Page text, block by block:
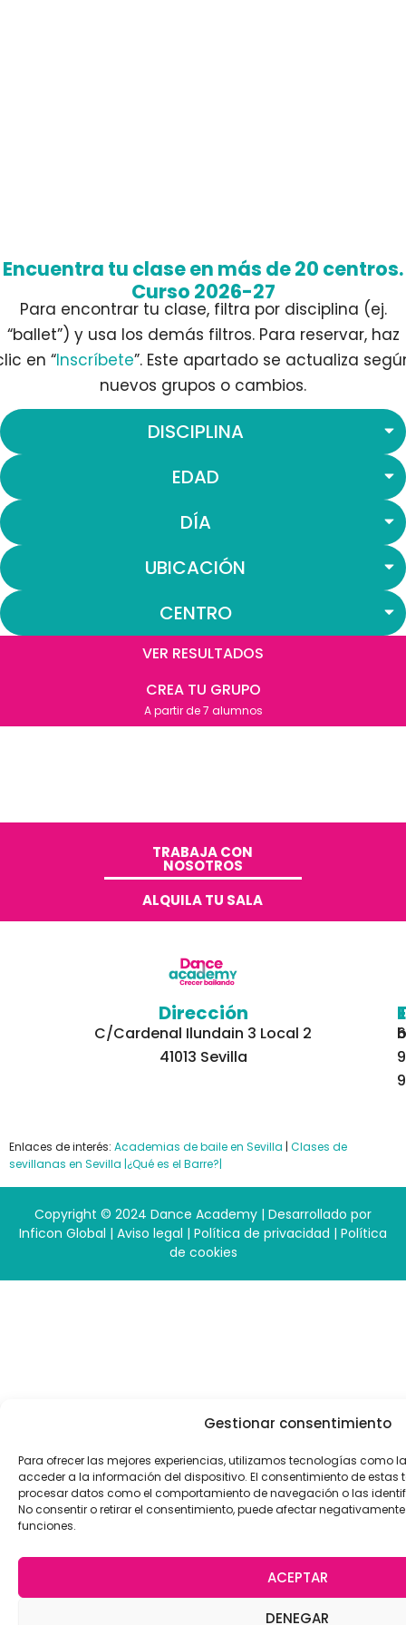
Gestionar consentimiento
Para ofrecer las mejores experiencias, utilizamos tecnologías como
acceder a la información del dispositivo. El consentimiento de
procesar datos como el comportamiento de navegación o las
No consentir o retirar el consentimiento, puede afectar
funciones.
ACEPTAR
DENEGAR
Encuentra tu clase en más de 20 centros.
Curso 2026-27
Para encontrar tu clase, filtra por disciplina (ej.
“ballet”) y usa los demás filtros. Para reservar, haz
en “Inscríbete”. Este apartado se actualiza
nuevos grupos o cambios.
DISCIPLINA
EDAD
DÍA
UBICACIÓN
CENTRO
VER RESULTADOS
CREA TU GRUPO
A partir de 7 alumnos​
TRABAJA CON
NOSOTROS​
ALQUILA TU SALA
Dirección
C/Cardenal Ilundain 3 Local 2
41013 Sevilla
Enlaces de interés: Academias de baile en Sevilla | Clases de
sevillanas en Sevilla |¿Qué es el Barre?|
Copyright © 2024 Dance Academy | Desarrollado por
Inficon Global | Aviso legal | Política de privacidad | Política
de cookies